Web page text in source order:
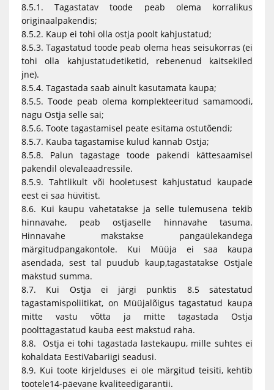
8.5.1. Tagastatav toode peab olema korralikus
originaalpakendis;
8.5.2. Kaup ei tohi olla ostja poolt kahjustatud;
8.5.3. Tagastatud toode peab olema heas seisukorras (ei
tohi olla kahjustatudetiketid, rebenenud kaitsekiled
jne).
8.5.4. Tagastada saab ainult kasutamata kaupa;
8.5.5. Toode peab olema komplekteeritud samamoodi,
nagu Ostja selle sai;
8.5.6. Toote tagastamisel peate esitama ostutõendi;
8.5.7. Kauba tagastamise kulud kannab Ostja;
8.5.8. Palun tagastage toode pakendi kättesaamisel
pakendil olevaleaadressile.
8.5.9. Tahtlikult või hooletusest kahjustatud kaupade
eest ei saa hüvitist.
8.6. Kui kaupu vahetatakse ja selle tulemusena tekib
hinnavahe, peab ostjaselle hinnavahe tasuma.
Hinnavahe makstakse pangaülekandega
märgitudpangakontole. Kui Müüja ei saa kaupa
asendada, sest tal puudub kaup,tagastatakse Ostjale
makstud summa.
8.7. Kui Ostja ei järgi punktis 8.5 sätestatud
tagastamispoliitikat, on Müüjalõigus tagastatud kaupa
mitte vastu võtta ja mitte tagastada Ostja
poolttagastatud kauba eest makstud raha.
8.8. Ostja ei tohi tagastada lastekaupu, mille suhtes ei
kohaldata EestiVabariigi seadusi.
8.9. Kui toote kirjelduses ei ole märgitud teisiti, kehtib
tootele14-päevane kvaliteedigarantii.